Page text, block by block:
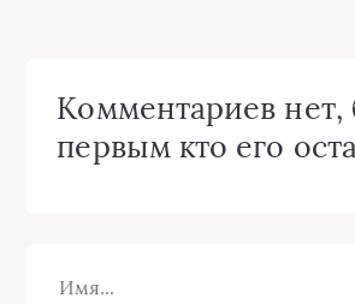
Комментариев нет,
первым кто его